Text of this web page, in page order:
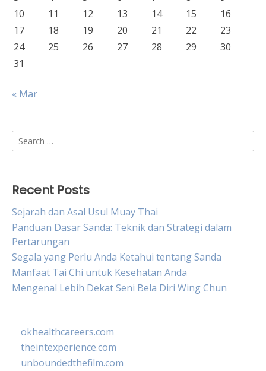
10
11 12 13 14 15
16
17
18 19 20 21 22
23
24
25 26 27 28 29
30
31
« Mar
Search
for:
Recent Posts
Sejarah dan Asal Usul Muay Thai
Panduan Dasar Sanda: Teknik dan Strategi dalam
Pertarungan
Segala yang Perlu Anda Ketahui tentang Sanda
Manfaat Tai Chi untuk Kesehatan Anda
Mengenal Lebih Dekat Seni Bela Diri Wing Chun
okhealthcareers.com
theintexperience.com
unboundedthefilm.com